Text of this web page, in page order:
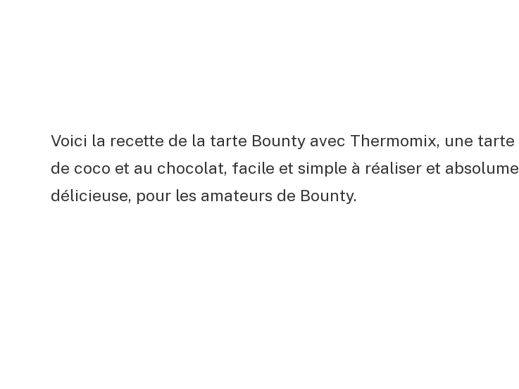
Voici la recette de la tarte Bounty avec Thermomix, une tarte
de coco et au chocolat, facile et simple à réaliser et
délicieuse, pour les amateurs de Bounty.